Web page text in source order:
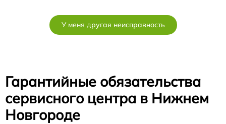
У меня другая неисправность
Гарантийные обязательства
сервисного центра в Нижнем
Новгороде